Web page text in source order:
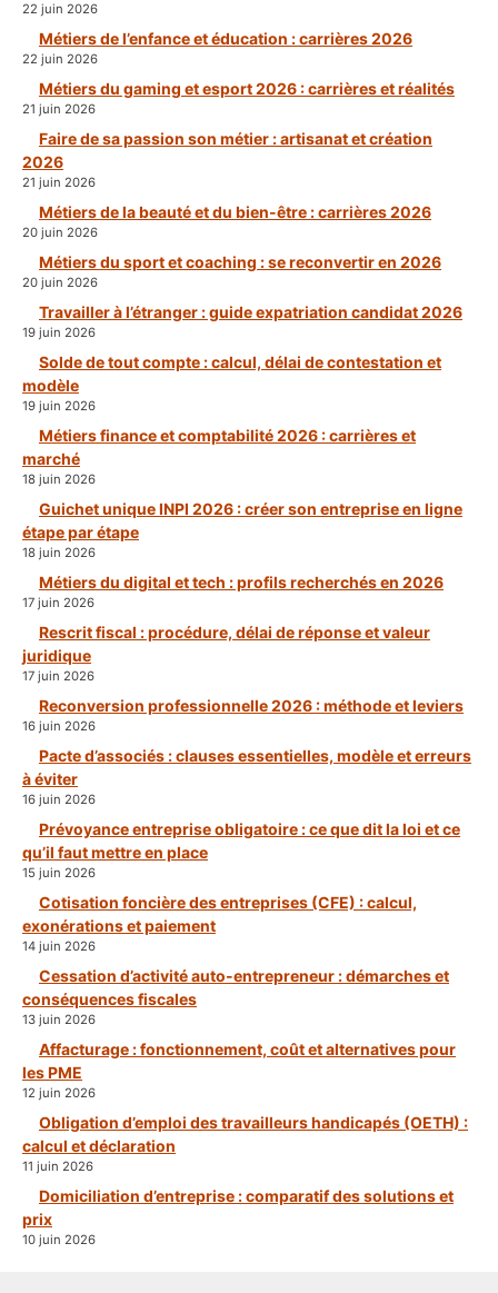
22 juin 2026
Métiers de l’enfance et éducation : carrières 2026
22 juin 2026
Métiers du gaming et esport 2026 : carrières et réalités
21 juin 2026
Faire de sa passion son métier : artisanat et création
2026
21 juin 2026
Métiers de la beauté et du bien-être : carrières 2026
20 juin 2026
Métiers du sport et coaching : se reconvertir en 2026
20 juin 2026
Travailler à l’étranger : guide expatriation candidat 2026
19 juin 2026
Solde de tout compte : calcul, délai de contestation et
modèle
19 juin 2026
Métiers finance et comptabilité 2026 : carrières et
marché
18 juin 2026
Guichet unique INPI 2026 : créer son entreprise en ligne
étape par étape
18 juin 2026
Métiers du digital et tech : profils recherchés en 2026
17 juin 2026
Rescrit fiscal : procédure, délai de réponse et valeur
juridique
17 juin 2026
Reconversion professionnelle 2026 : méthode et leviers
16 juin 2026
Pacte d’associés : clauses essentielles, modèle et erreurs
à éviter
16 juin 2026
Prévoyance entreprise obligatoire : ce que dit la loi et ce
qu’il faut mettre en place
15 juin 2026
Cotisation foncière des entreprises (CFE) : calcul,
exonérations et paiement
14 juin 2026
Cessation d’activité auto-entrepreneur : démarches et
conséquences fiscales
13 juin 2026
Affacturage : fonctionnement, coût et alternatives pour
les PME
12 juin 2026
Obligation d’emploi des travailleurs handicapés (OETH) :
calcul et déclaration
11 juin 2026
Domiciliation d’entreprise : comparatif des solutions et
prix
10 juin 2026